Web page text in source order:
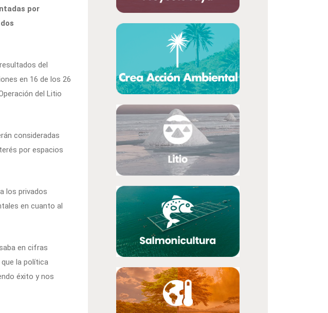
por
del
en 16 de los 26
del Litio
consideradas
por espacios
los privados
en cuanto al
en cifras
la política
éxito y nos